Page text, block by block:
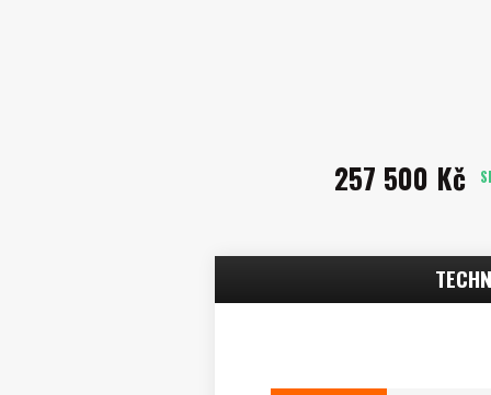
257 500 Kč